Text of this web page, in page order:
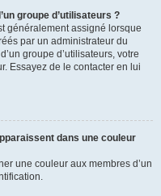
groupe d’utilisateurs ?
généralement assigné lorsque
par un administrateur du
groupe d’utilisateurs, votre
Essayez de le contacter en lui
dans une couleur
une couleur aux membres d’un